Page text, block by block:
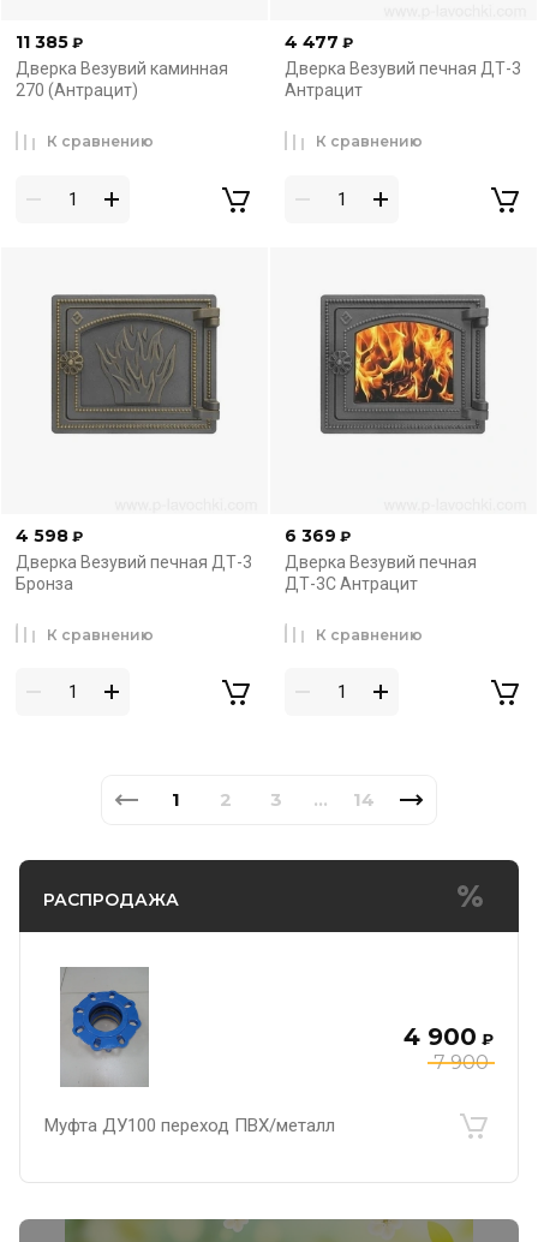
РАСПРОДАЖА
7 900
4 900 ₽
Муфта ДУ100 переход ПВХ/металл
11 385 ₽
Дверка Везувий каминная
270 (Антрацит)
К сравнению
4 477 ₽
Дверка Везувий печная ДТ-3
Антрацит
К сравнению
4 598 ₽
Дверка Везувий печная ДТ-3
Бронза
К сравнению
6 369 ₽
Дверка Везувий печная
ДТ-3С Антрацит
К сравнению
1 2 3 ... 14